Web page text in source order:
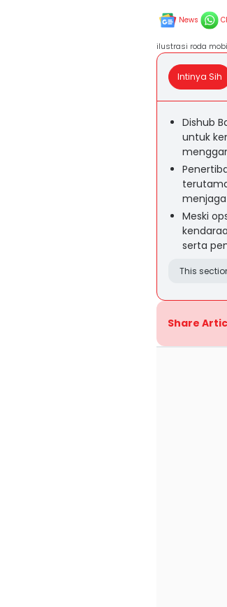
News
ilustrasi roda
Intinya Sih
Dishub
untuk
Meski
serta
This
Share